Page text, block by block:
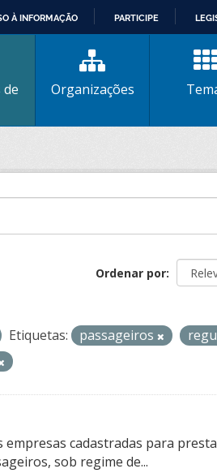
À INFORMAÇÃO PARTICIPE
Organizações
Ordenar por
Etiquetas: passageiros
cadastradas para
sob regime de...